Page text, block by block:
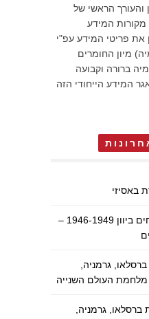
והעורך הראשי של
המידע
את פריטי המידע עפ"י
מיון החומרים
ברורה וקבועה
המידע הייחודי הזה
באסיזי
מלחמת האזרחים ביוון 1946-1949 –
גרמניה,
העולם השנייה
ברסלאו, גרמניה,